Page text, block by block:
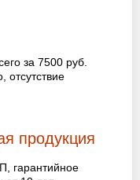
за 7500 руб.
отсутствие
продукция
гарантийное